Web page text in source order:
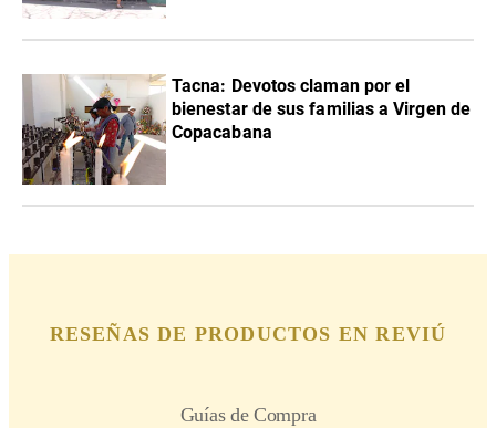
Tacna: Devotos claman por el
bienestar de sus familias a Virgen de
Copacabana